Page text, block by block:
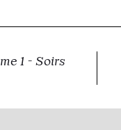
1 - Soirs